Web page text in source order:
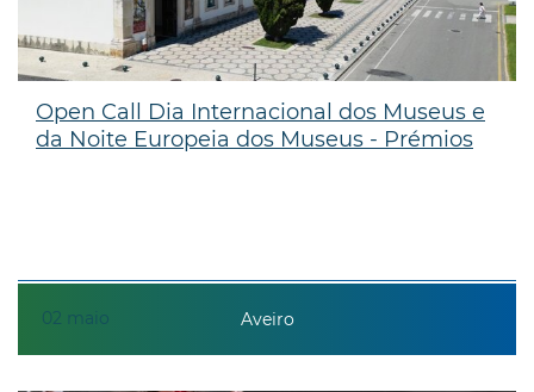
02 maio
Open Call Dia Internacional dos Museus e
da Noite Europeia dos Museus - Prémios
Aveiro